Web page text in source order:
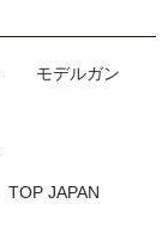
モデルガン
TOP JAPAN